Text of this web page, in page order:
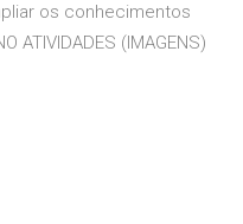
os conhecimentos
ATIVIDADES (IMAGENS)